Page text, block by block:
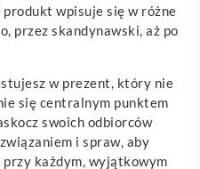
wpisuje się w różne
przez skandynawski, aż po
w prezent, który nie
się centralnym punktem
swoich odbiorców
i spraw, aby
każdym, wyjątkowym